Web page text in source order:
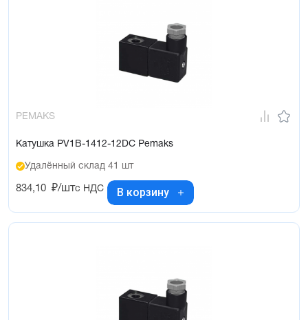
PEMAKS
Катушка PV1B-1412-12DC Pemaks
Удалённый склад 41 шт
834,10 ₽/штс НДС В корзину